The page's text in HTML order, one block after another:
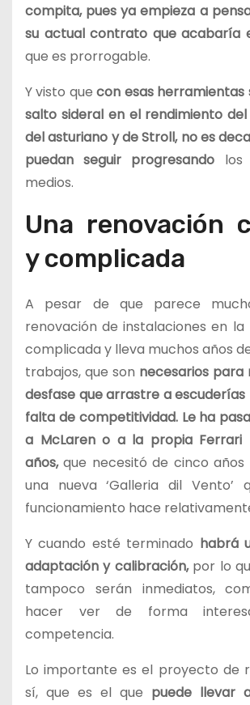
compita, pues ya empieza a
su actual contrato que acabaría
que es prorrogable.
Y visto quecon esas herramientas
salto sideral en el rendimiento
del asturiano y de Stroll, no es
puedan seguir progresando los
medios.
Una renovación
y complicada
A pesar de que parece
renovación de instalaciones en la
complicada y lleva muchos años
trabajos, que son necesarios para
desfase que arrastre a escuderías
falta de competitividad. Le ha
a McLaren o a la propia Ferrari
años,que necesitó de cinco
una nueva ‘Galleria dil Vento’
funcionamiento hace
Y cuando esté terminado habrá
adaptación y calibración,por lo
tampoco serán inmediatos,
hacer ver de forma
competencia.
Lo importante es el proyecto de
sí, que es el que puede llevar